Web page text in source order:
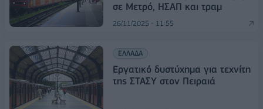
σε Μετρό, ΗΣΑΠ και τραμ
26/11/2025 - 11:55
ΕΛΛΑΔΑ
Εργατικό δυστύχημα για τεχνίτη
της ΣΤΑΣΥ στον Πειραιά